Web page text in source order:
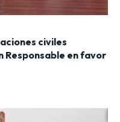
civiles
Responsable en favor